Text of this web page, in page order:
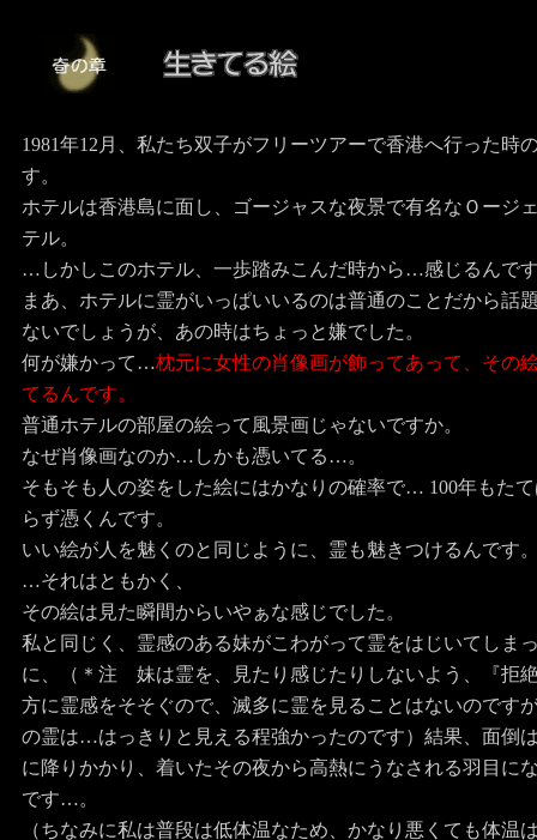
1981年12月、私たち双子がフリーツアーで香港へ行った時
す。
ホテルは香港島に面し、ゴージャスな夜景で有名なＯージ
テル。
…しかしこのホテル、一歩踏みこんだ時から…感じるんで
まあ、ホテルに霊がいっぱいいるのは普通のことだから話
ないでしょうが、あの時はちょっと嫌でした。
何が嫌かって…枕元に女性の肖像画が飾ってあって、その
てるんです。
普通ホテルの部屋の絵って風景画じゃないですか。
なぜ肖像画なのか…しかも憑いてる…。
そもそも人の姿をした絵にはかなりの確率で… 100年もた
らず憑くんです。
いい絵が人を魅くのと同じように、霊も魅きつけるんです
…それはともかく、
その絵は見た瞬間からいやぁな感じでした。
私と同じく、霊感のある妹がこわがって霊をはじいてしま
に、（＊注 妹は霊を、見たり感じたりしないよう、『拒
方に霊感をそそぐので、滅多に霊を見ることはないのです
の霊は…はっきりと見える程強かったのです）結果、面倒
に降りかかり、着いたその夜から高熱にうなされる羽目に
です…。
（ちなみに私は普段は低体温なため、かなり悪くても体温